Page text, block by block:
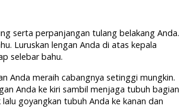
serta perpanjangan tulang belakang Anda.
Luruskan lengan Anda di atas kepala
selebar bahu.
Anda meraih cabangnya setinggi mungkin.
Anda ke kiri sambil menjaga tubuh bagian
goyangkan tubuh Anda ke kanan dan